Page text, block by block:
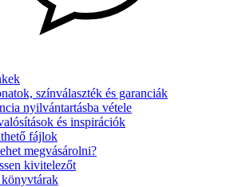
színválaszték és garanciák
nyilvántartásba vétele
és inspirációk
fájlok
megvásárolni?
kivitelezőt